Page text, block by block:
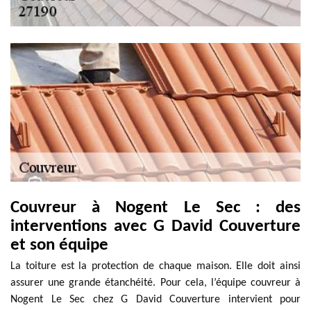
Couvreur à Nogent Le Sec : des
interventions avec G David Couverture
et son équipe
La toiture est la protection de chaque maison. Elle doit ainsi
assurer une grande étanchéité. Pour cela, l’équipe couvreur à
Nogent Le Sec chez G David Couverture intervient pour